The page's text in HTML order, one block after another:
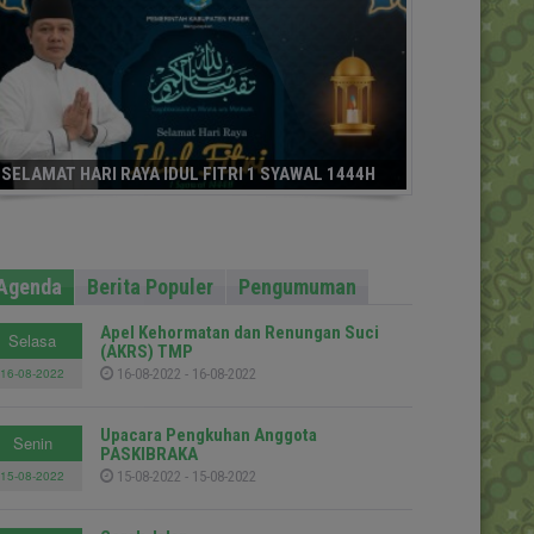
SELAMAT HARI RAYA IDUL FITRI 1 SYAWAL 1444H
Berita Populer Pengumuman
Selasa
16-08-2022
Apel Kehormatan dan Renungan Suci
(AKRS) TMP
16-08-2022 - 16-08-2022
Senin
15-08-2022
Upacara Pengkuhan Anggota
PASKIBRAKA
15-08-2022 - 15-08-2022